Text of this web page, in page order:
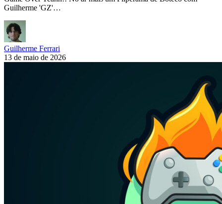
Guilherme 'GZ'…
Guilherme Ferrari
13 de maio de 2026